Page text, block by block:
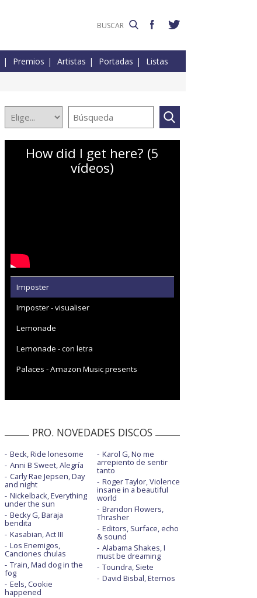
Premios Artistas Portadas Listas
How did I get here? (5
vídeos)
Imposter
Imposter - visualiser
Lemonade
Lemonade - con letra
Palaces - Amazon Music presents
PRO. NOVEDADES DISCOS
Beck, Ride lonesome
Anni B Sweet, Alegría
Carly Rae Jepsen, Day
and night
Nickelback, Everything
under the sun
Becky G, Baraja
bendita
Kasabian, Act III
Los Enemigos,
Canciones chulas
Train, Mad dog in the
fog
Eels, Cookie
happened
Karol G, No me
arrepiento de sentir
tanto
Roger Taylor, Violence
insane in a beautiful
world
Brandon Flowers,
Thrasher
Editors, Surface, echo
& sound
Alabama Shakes, I
must be dreaming
Toundra, Siete
David Bisbal, Eternos